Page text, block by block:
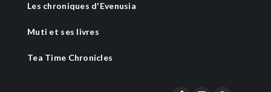
Les chroniques d'Evenusia
Muti et ses livres
Tea Time Chronicles